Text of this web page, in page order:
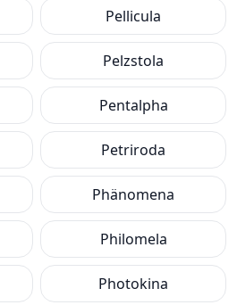
Pellicula
Pelzstola
Pentalpha
Petriroda
Phänomena
Philomela
Photokina